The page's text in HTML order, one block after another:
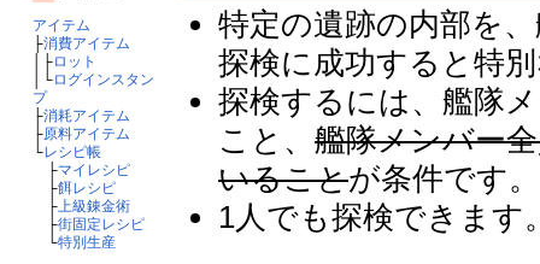
アイテム
├消費アイテム
│├ロット
│└ログインスタン
プ
├消耗アイテム
├原料アイテム
└レシピ帳
├マイレシピ
├餌レシピ
├上級錬金術
├街固定レシピ
└特別生産
特定の遺跡の内部を
探検に成功すると特
探検するには、艦隊
こと、艦隊メンバー
いることが条件です。
1人でも探検できます